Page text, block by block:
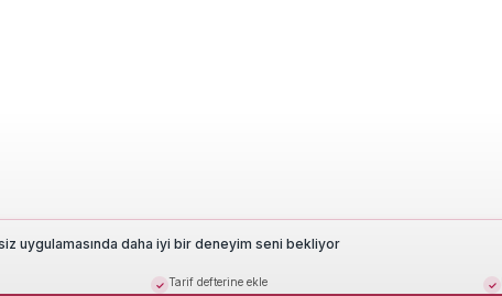
uygulamasında daha iyi bir deneyim seni bekliyor
Tarif defterine ekle